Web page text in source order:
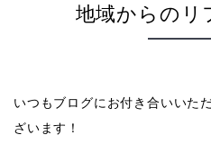
地域からのリ
いつもブログにお付き合いいた
ざいます！